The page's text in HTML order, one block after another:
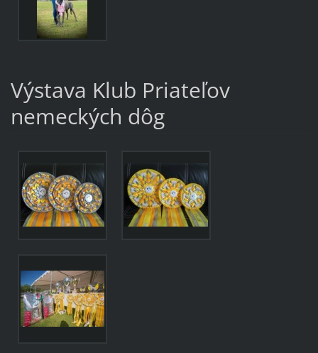
Výstava Klub Priateľov
nemeckých dôg